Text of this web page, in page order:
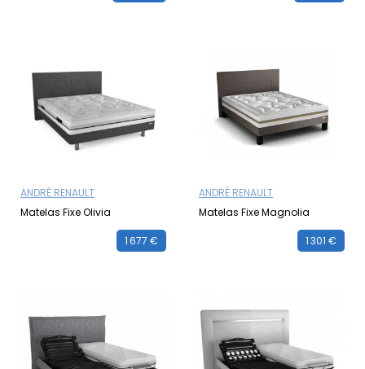
ANDRÉ RENAULT
Matelas Fixe Olivia
1 677 €
ANDRÉ RENAULT
Matelas Fixe Magnolia
1 301 €